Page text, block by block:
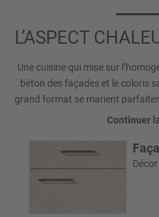
L’ASPECT
Une cuisine qui mise sur
béton des façades et le coloris
grand format se marient
de travail céramiqueContinuer